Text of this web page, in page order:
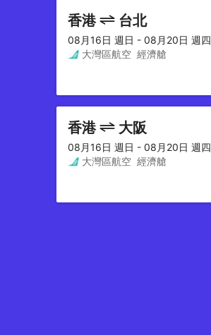
香港 台北
08月16日 週日 - 08月20日 週四
大灣區航空 經濟艙
香港 大阪
08月16日 週日 - 08月20日 週四
大灣區航空 經濟艙